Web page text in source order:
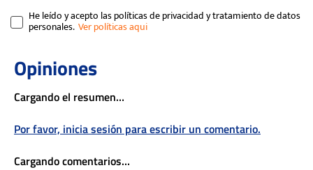
He leído y acepto las políticas de privacidad y tratamiento de datos
personales.
Cargando el resumen…
Por favor, inicia sesión para escribir un comentario.
Cargando comentarios…